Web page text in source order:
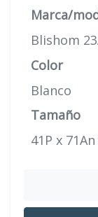
Marca/
Blishom
Color
Blanco
Tamaño
41P x